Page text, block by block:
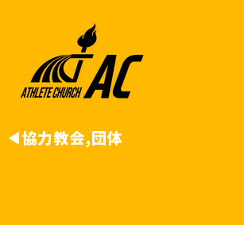
◀︎ 協力教会,団体